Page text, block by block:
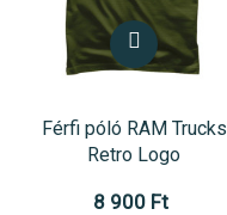
Férfi póló RAM Trucks
Retro Logo
8 900 Ft